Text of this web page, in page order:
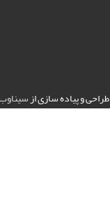
طراحی و پیاده سازی از